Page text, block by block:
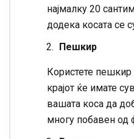
најмалку 20
додека косата се
Пешкир
Користете пешкир
крајот ќе имате
вашата коса да
многу побавен од